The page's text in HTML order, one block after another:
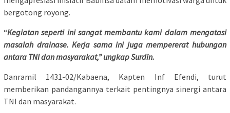
bergotong royong.
“Kegiatan seperti ini sangat membantu kami dalam mengatasi
masalah drainase. Kerja sama ini juga mempererat hubungan
antara TNI dan masyarakat,” ungkap Surdin.
Danramil 1431-02/Kabaena, Kapten Inf Efendi, turut
memberikan pandangannya terkait pentingnya sinergi antara
TNI dan masyarakat.